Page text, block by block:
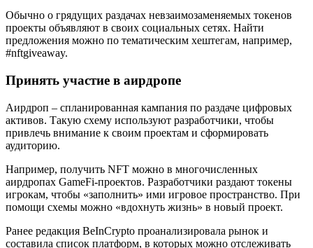
Обычно о грядущих раздачах невзаимозаменяемых токенов
проекты объявляют в своих социальных сетях. Найти
предложения можно по тематическим хештегам, например,
#nftgiveaway.
Принять участие в аирдропе
Аирдроп – спланированная кампания по раздаче цифровых
активов. Такую схему используют разработчики, чтобы
привлечь внимание к своим проектам и сформировать
аудиторию.
Например, получить NFT можно в многочисленных
аирдропах GameFi-проектов. Разработчики раздают токены
игрокам, чтобы «заполнить» ими игровое пространство. При
помощи схемы можно «вдохнуть жизнь» в новый проект.
Ранее редакция BeInCrypto проанализировала рынок и
составила список платформ, в которых можно отслеживать